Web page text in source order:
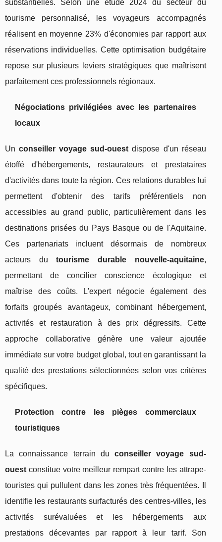
substantielles. Selon une étude 2024 du secteur du
tourisme personnalisé, les voyageurs accompagnés
réalisent en moyenne 23% d'économies par rapport aux
réservations individuelles. Cette optimisation budgétaire
repose sur plusieurs leviers stratégiques que maîtrisent
parfaitement ces professionnels régionaux.
Négociations privilégiées avec les partenaires
locaux
Unconseiller voyage sud-ouest dispose d'un réseau
étoffé d'hébergements, restaurateurs et prestataires
d'activités dans toute la région. Ces relations durables lui
permettent d'obtenir des tarifs préférentiels non
accessibles au grand public, particulièrement dans les
destinations prisées du Pays Basque ou de l'Aquitaine.
Ces partenariats incluent désormais de nombreux
acteurs dutourisme durable nouvelle-aquitaine,
permettant de concilier conscience écologique et
maîtrise des coûts. L'expert négocie également des
forfaits groupés avantageux, combinant hébergement,
activités et restauration à des prix dégressifs. Cette
approche collaborative génère une valeur ajoutée
immédiate sur votre budget global, tout en garantissant la
qualité des prestations sélectionnées selon vos critères
spécifiques.
Protection contre les pièges commerciaux
touristiques
La connaissance terrain duconseiller voyage sud-
ouest constitue votre meilleur rempart contre les attrape-
touristes qui pullulent dans les zones très fréquentées. Il
identifie les restaurants surfacturés des centres-villes, les
activités surévaluées et les hébergements aux
prestations décevantes par rapport à leur tarif. Son